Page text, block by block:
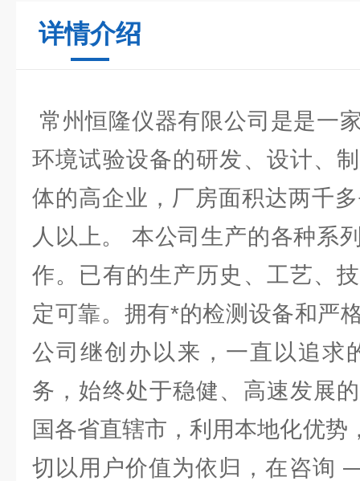
详情介绍
常州恒隆仪器有限公司是是一
环境试验设备的研发、设计、
体的高企业，厂房面积达两千
人以上。 本公司生产的各种系
作。已有的生产历史、工艺、
定可靠。拥有*的检测设备和严
公司继创办以来，一直以追求
务，始终处于稳健、高速发展
国各省直辖市，利用本地化优势
切以用户价值为依归，在咨